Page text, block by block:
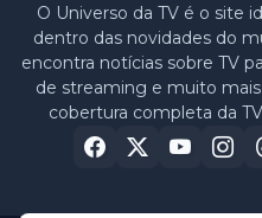
O Universo da TV é o site
dentro das novidades do
encontra notícias sobre TV
de streaming e muito
cobertura completa da